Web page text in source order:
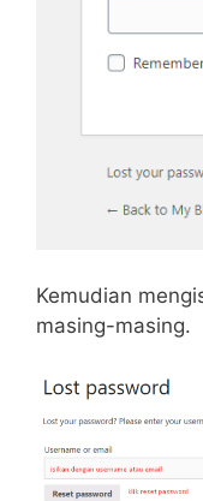
Kemudian
masing-masing.